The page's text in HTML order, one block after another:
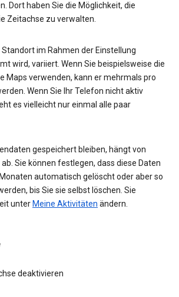
Dort haben Sie die Möglichkeit, die
Zeitachse zu verwalten.
im Rahmen der Einstellung
wird, variiert. Wenn Sie beispielsweise die
Maps verwenden, kann er mehrmals pro
Wenn Sie Ihr Telefon nicht aktiv
es vielleicht nur einmal alle paar
gespeichert bleiben, hängt von
ab. Sie können festlegen, dass diese Daten
automatisch gelöscht oder aber so
bis Sie sie selbst löschen. Sie
unter Meine Aktivitäten ändern.
deaktivieren